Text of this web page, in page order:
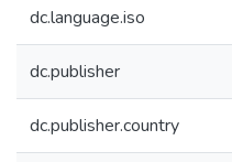
dc.language.iso
dc.publisher
dc.publisher.country